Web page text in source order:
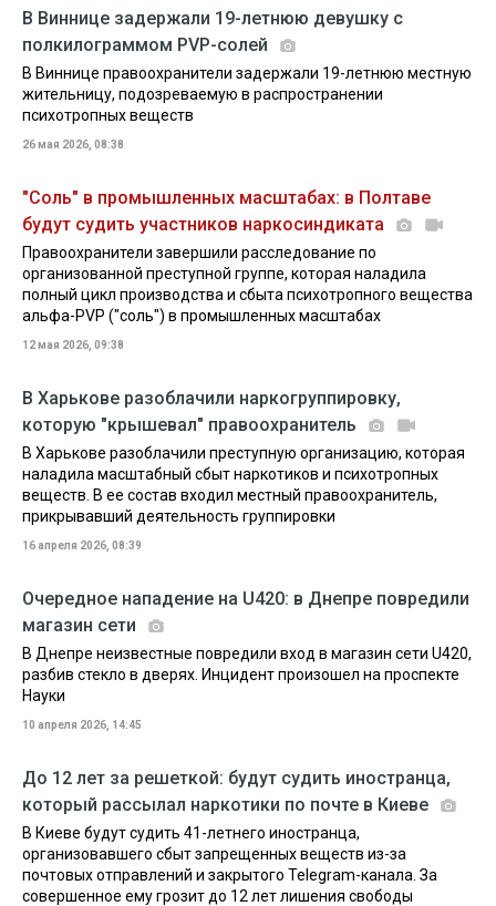
В Виннице задержали 19-летнюю девушку с
полкилограммом PVP-солей
В Виннице правоохранители задержали 19-летнюю местную
жительницу, подозреваемую в распространении
психотропных веществ
26 мая 2026, 08:38
"Соль" в промышленных масштабах: в Полтаве
будут судить участников наркосиндиката
Правоохранители завершили расследование по
организованной преступной группе, которая наладила
полный цикл производства и сбыта психотропного вещества
альфа-PVP ("соль") в промышленных масштабах
12 мая 2026, 09:38
В Харькове разоблачили наркогруппировку,
которую "крышевал" правоохранитель
В Харькове разоблачили преступную организацию, которая
наладила масштабный сбыт наркотиков и психотропных
веществ. В ее состав входил местный правоохранитель,
прикрывавший деятельность группировки
16 апреля 2026, 08:39
Очередное нападение на U420: в Днепре повредили
магазин сети
В Днепре неизвестные повредили вход в магазин сети U420,
разбив стекло в дверях. Инцидент произошел на проспекте
Науки
10 апреля 2026, 14:45
До 12 лет за решеткой: будут судить иностранца,
который рассылал наркотики по почте в Киеве
В Киеве будут судить 41-летнего иностранца,
организовавшего сбыт запрещенных веществ из-за
почтовых отправлений и закрытого Telegram-канала. За
совершенное ему грозит до 12 лет лишения свободы